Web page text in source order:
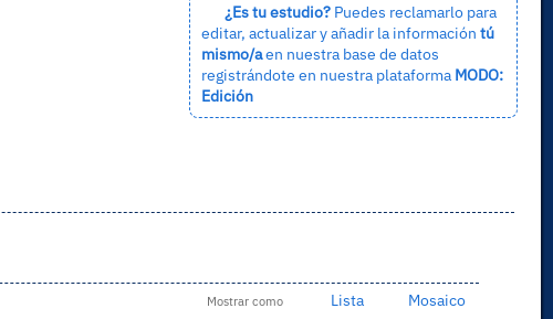
¿Es tu estudio?Puedes reclamarlo para
editar, actualizar y añadir la información tú
mismo/aen nuestra base de datos
registrándote en nuestra plataforma MODO:
Edición
Mostrar como Lista Mosaico